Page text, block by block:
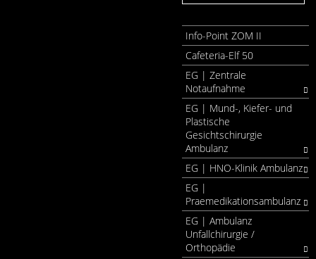
Info-Point ZOM II
Cafeteria-Elf 50
EG | Zentrale
Notaufnahme
EG | Mund-, Kiefer- und
Plastische
Gesichtschirurgie
Ambulanz
EG | HNO-Klinik Ambulanz
EG |
Praemedikationsambulanz
EG | Ambulanz
Unfallchirurgie /
Orthopädie